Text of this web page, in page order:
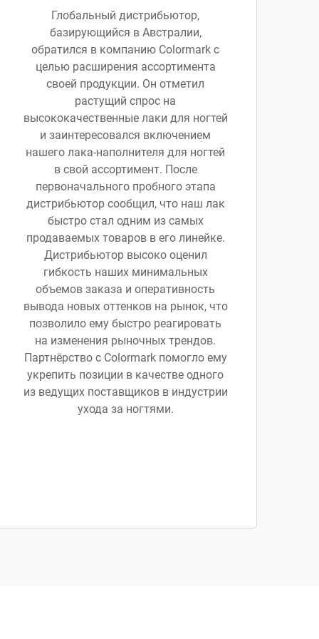
Глобальный дистрибьютор,
базирующийся в Австралии,
обратился в компанию Colormark с
целью расширения ассортимента
своей продукции. Он отметил
растущий спрос на
высококачественные лаки для ногтей
и заинтересовался включением
нашего лака-наполнителя для ногтей
в свой ассортимент. После
первоначального пробного этапа
дистрибьютор сообщил, что наш лак
быстро стал одним из самых
продаваемых товаров в его линейке.
Дистрибьютор высоко оценил
гибкость наших минимальных
объемов заказа и оперативность
вывода новых оттенков на рынок, что
позволило ему быстро реагировать
на изменения рыночных трендов.
Партнёрство с Colormark помогло ему
укрепить позиции в качестве одного
из ведущих поставщиков в индустрии
ухода за ногтями.